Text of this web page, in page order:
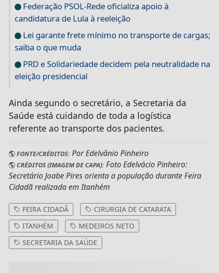
Federação PSOL-Rede oficializa apoio à
candidatura de Lula à reeleição
Lei garante frete mínimo no transporte de cargas;
saiba o que muda
PRD e Solidariedade decidem pela neutralidade na
eleição presidencial
Ainda segundo o secretário, a Secretaria da
Saúde está cuidando de toda a logística
referente ao transporte dos pacientes.
FONTE/CRÉDITOS:Por Edelvânio Pinheiro
CRÉDITOS (IMAGEM DE CAPA):Foto Edelvácio Pinheiro:
Secretário Joabe Pires orienta a população durante Feira
Cidadã realizada em Itanhém
FEIRA CIDADÃ
CIRURGIA DE CATARATA
ITANHÉM
MEDEIROS NETO
SECRETARIA DA SAÚDE